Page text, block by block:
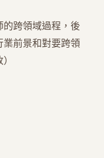
跨領域過程，後
前景和對要跨領